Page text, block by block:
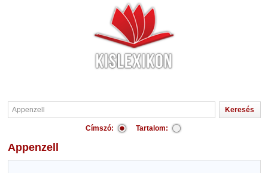
Címszó: Tartalom:
Appenzell